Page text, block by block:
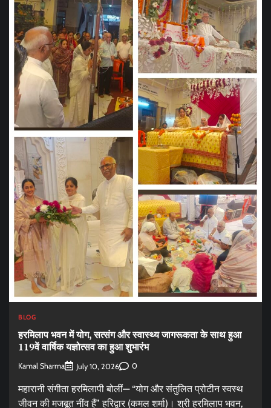
BLOG
हरमिलाप भवन में योग, सत्संग और स्वास्थ्य जागरूकता के साथ हुआ
119वें वार्षिक यज्ञोत्सव का हुआ शुभारंभ
Kamal Sharma July 10, 2026 0
महारानी संगीता हरमिलापी बोलीं— “योग और संतुलित प्रोटीन स्वस्थ
जीवन की मजबूत नींव हैं” हरिद्वार (कमल शर्मा)। श्री हरमिलाप भवन,